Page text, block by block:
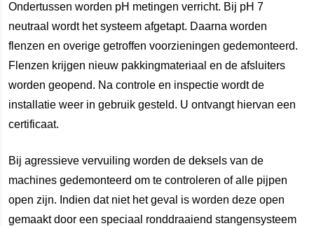
Ondertussen worden pH metingen verricht. Bij pH 7
neutraal wordt het systeem afgetapt. Daarna worden
flenzen en overige getroffen voorzieningen gedemonteerd.
Flenzen krijgen nieuw pakkingmateriaal en de afsluiters
worden geopend. Na controle en inspectie wordt de
installatie weer in gebruik gesteld. U ontvangt hiervan een
certificaat.
Bij agressieve vervuiling worden de deksels van de
machines gedemonteerd om te controleren of alle pijpen
open zijn. Indien dat niet het geval is worden deze open
gemaakt door een speciaal ronddraaiend stangensysteem